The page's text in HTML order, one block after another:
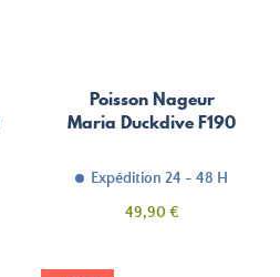
Poisson Nageur
Maria Duckdive F190
Expédition 24 - 48 H
Prix
49,90 €